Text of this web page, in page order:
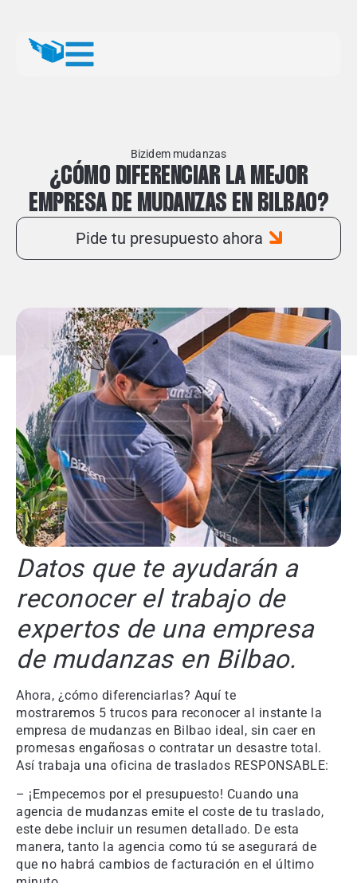
Bizidem mudanzas
¿CÓMO DIFERENCIAR LA MEJOR
EMPRESA DE MUDANZAS EN BILBAO?
Pide tu presupuesto ahora
Datos que te ayudarán a
reconocer el trabajo de
expertos de una empresa
de mudanzas en Bilbao.
Ahora, ¿cómo diferenciarlas? Aquí te
mostraremos 5 trucos para reconocer al instante la
empresa de mudanzas en Bilbao ideal, sin caer en
promesas engañosas o contratar un desastre total.
Así trabaja una oficina de traslados RESPONSABLE:
– ¡Empecemos por el presupuesto! Cuando una
agencia de mudanzas emite el coste de tu traslado,
este debe incluir un resumen detallado. De esta
manera, tanto la agencia como tú se asegurará de
que no habrá cambios de facturación en el último